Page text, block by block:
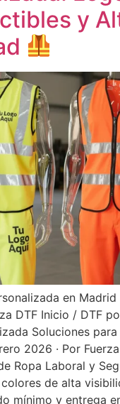
y
en
DTF Inicio / DTF
Soluciones para
2026 · Por
Ropa Laboral y
de alta
mínimo y entrega